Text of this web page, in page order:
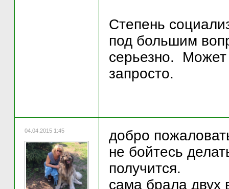
Степень
под большим
серьезно. Может
запросто.
04.04.2015 1:45
добро
не бойтесь
получится.
сама брала двух